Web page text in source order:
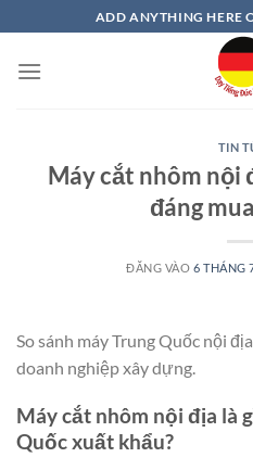
qua
nội
ADD ANYTHING HERE
TIN
Máy cắt nhôm nội
đáng
ĐĂNG VÀO 6 THÁNG
So sánh máy Trung Quốc nội
doanh nghiệp xây dựng.
Máy cắt nhôm nội địa là
Quốc xuất khẩu?